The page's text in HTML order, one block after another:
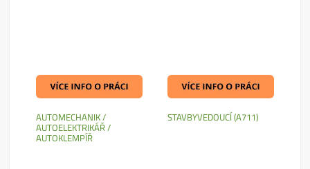
AUTOMECHANIK /
AUTOELEKTRIKÁŘ /
AUTOKLEMPÍŘ
STAVBYVEDOUCÍ (A711)